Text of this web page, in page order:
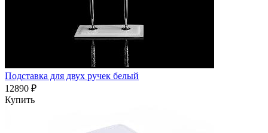
Подставка для двух ручек белый
12890 ₽
Купить